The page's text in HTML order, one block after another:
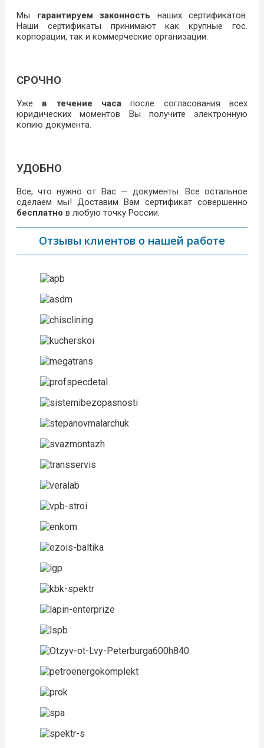
Мы гарантируем законность наших сертификатов.
Наши сертификаты принимают как крупные гос.
корпорации, так и коммерческие организации.
СРОЧНО
Уже в течение часа после согласования всех
юридических моментов Вы получите электронную
копию документа.
УДОБНО
Все, что нужно от Вас — документы. Все остальное
сделаем мы! Доставим Вам сертификат совершенно
бесплатно в любую точку России.
Отзывы клиентов о нашей работе